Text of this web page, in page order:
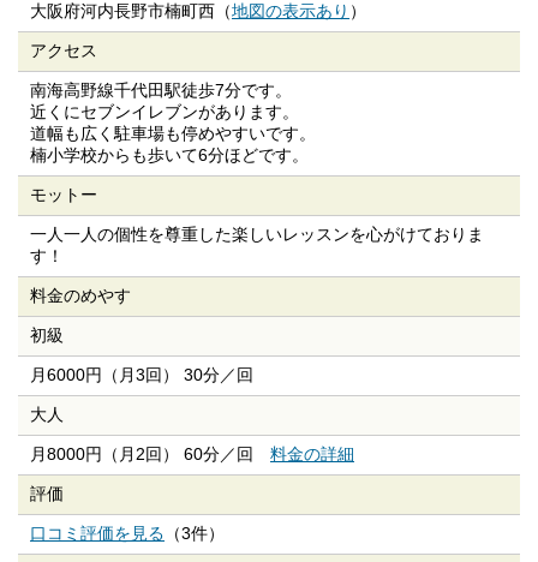
大阪府河内長野市楠町西（地図の表示あり ）
アクセス
南海高野線千代田駅徒歩7分です。
近くにセブンイレブンがあります。
道幅も広く駐車場も停めやすいです。
楠小学校からも歩いて6分ほどです。
モットー
一人一人の個性を尊重した楽しいレッスンを心がけておりま
す！
料金のめやす
初級
月6000円（月3回） 30分／回
大人
月8000円（月2回） 60分／回 料金の詳細
評価
口コミ評価を見る （3件）